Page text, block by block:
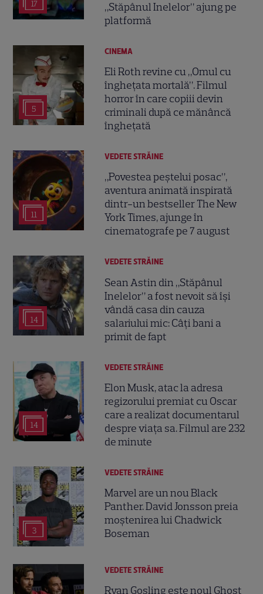
17
„Stăpânul Inelelor” ajung pe
platformă
5
CINEMA
Eli Roth revine cu „Omul cu
înghețata mortală”. Filmul
horror în care copiii devin
criminali după ce mănâncă
înghețată
11
VEDETE STRĂINE
„Povestea peștelui posac”,
aventura animată inspirată
dintr-un bestseller The New
York Times, ajunge în
cinematografe pe 7 august
14
VEDETE STRĂINE
Sean Astin din „Stăpânul
Inelelor” a fost nevoit să își
vândă casa din cauza
salariului mic: Câți bani a
primit de fapt
14
VEDETE STRĂINE
Elon Musk, atac la adresa
regizorului premiat cu Oscar
care a realizat documentarul
despre viața sa. Filmul are 232
de minute
3
VEDETE STRĂINE
Marvel are un nou Black
Panther. David Jonsson preia
moștenirea lui Chadwick
Boseman
VEDETE STRĂINE
Ryan Gosling este noul Ghost